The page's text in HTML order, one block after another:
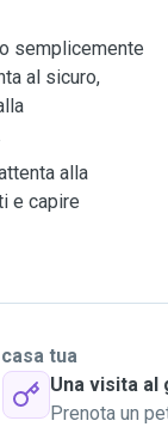
semplicemente
al sicuro,
alla
e capire
tua
Una visita al
Prenota un